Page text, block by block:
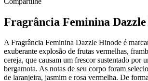
Fragrância Feminina
A Fragrância Feminina Dazzle Hinode é
exuberante explosão de frutas vermelhas,
cereja, que causam um frescor sustentado por
bergamota. As notas de seu corpo foram
de laranjeira, jasmim e rosa vermelha. De